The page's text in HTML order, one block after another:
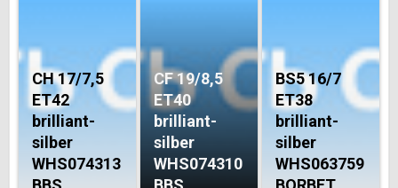
CH 17/7,5
ET42
brilliant-
silber
WHS074313
CF 19/8,5
ET40
brilliant-
silber
WHS074310
BS5 16/7
ET38
brilliant-
silber
WHS063759